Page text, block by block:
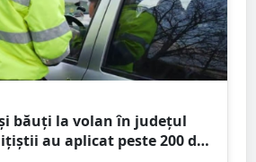
băuți la volan în județul
au aplicat peste 200 de